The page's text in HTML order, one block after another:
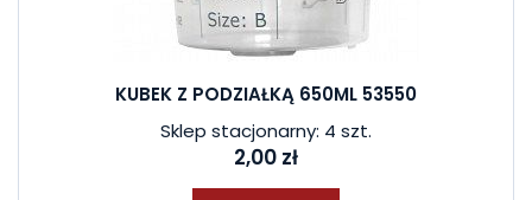
KUBEK Z PODZIAŁKĄ 650ML 53550
Sklep stacjonarny: 4 szt.
2,00 zł